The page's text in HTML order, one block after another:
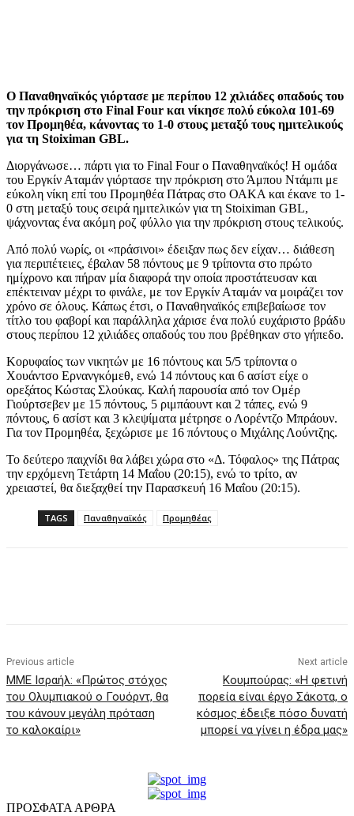
Ο Παναθηναϊκός γιόρτασε με περίπου 12 χιλιάδες οπαδούς του
την πρόκριση στο Final Four και νίκησε πολύ εύκολα 101-69
τον Προμηθέα, κάνοντας το 1-0 στους μεταξύ τους ημιτελικούς
για τη Stoiximan GBL.
Διοργάνωσε… πάρτι για το Final Four ο Παναθηναϊκός! Η ομάδα
του Εργκίν Αταμάν γιόρτασε την πρόκριση στο Άμπου Ντάμπι με
εύκολη νίκη επί του Προμηθέα Πάτρας στο ΟΑΚΑ και έκανε το 1-
0 στη μεταξύ τους σειρά ημιτελικών για τη Stoiximan GBL,
ψάχνοντας ένα ακόμη ροζ φύλλο για την πρόκριση στους τελικούς.
Από πολύ νωρίς, οι «πράσινοι» έδειξαν πως δεν είχαν… διάθεση
για περιπέτειες, έβαλαν 58 πόντους με 9 τρίποντα στο πρώτο
ημίχρονο και πήραν μία διαφορά την οποία προστάτευσαν και
επέκτειναν μέχρι το φινάλε, με τον Εργκίν Αταμάν να μοιράζει τον
χρόνο σε όλους. Κάπως έτσι, ο Παναθηναϊκός επιβεβαίωσε τον
τίτλο του φαβορί και παράλληλα χάρισε ένα πολύ ευχάριστο βράδυ
στους περίπου 12 χιλιάδες οπαδούς του που βρέθηκαν στο γήπεδο.
Κορυφαίος των νικητών με 16 πόντους και 5/5 τρίποντα ο
Χουάντσο Ερνανγκόμεθ, ενώ 14 πόντους και 6 ασίστ είχε ο
ορεξάτος Κώστας Σλούκας. Καλή παρουσία από τον Ομέρ
Γιούρτσεβεν με 15 πόντους, 5 ριμπάουντ και 2 τάπες, ενώ 9
πόντους, 6 ασίστ και 3 κλεψίματα μέτρησε ο Λορέντζο Μπράουν.
Για τον Προμηθέα, ξεχώρισε με 16 πόντους ο Μιχάλης Λούντζης.
Το δεύτερο παιχνίδι θα λάβει χώρα στο «Δ. Τόφαλος» της Πάτρας
την ερχόμενη Τετάρτη 14 Μαΐου (20:15), ενώ το τρίτο, αν
χρειαστεί, θα διεξαχθεί την Παρασκευή 16 Μαΐου (20:15).
TAGS Παναθηναϊκός Προμηθέας
Previous article
MME Iσραήλ: «Πρώτος στόχος
του Ολυμπιακού ο Γουόρντ, θα
του κάνουν μεγάλη πρόταση
το καλοκαίρι»
Next article
Κουμπούρας: «Η φετινή
πορεία είναι έργο Σάκοτα, ο
κόσμος έδειξε πόσο δυνατή
μπορεί να γίνει η έδρα μας»
ΠΡΟΣΦΑΤΑ ΑΡΘΡΑ